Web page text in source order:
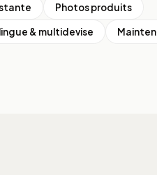
Photos produits
& multidevise